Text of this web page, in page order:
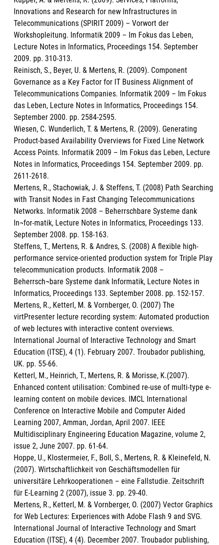
Innovations and Research for new Infrastructures in
Telecommunications (SPIRIT 2009) – Vorwort der
Workshopleitung. Informatik 2009 – Im Fokus das Leben,
Lecture Notes in Informatics, Proceedings 154. September
2009. pp. 310-313.
Reinisch, S., Beyer, U. & Mertens, R. (2009). Component
Governance as a Key Factor for IT Business Alignment of
Telecommunications Companies. Informatik 2009 – Im Fokus
das Leben, Lecture Notes in Informatics, Proceedings 154.
September 2000. pp. 2584-2595.
Wiesen, C. Wunderlich, T. & Mertens, R. (2009). Generating
Product-based Availability Overviews for Fixed Line Network
Access Points. Informatik 2009 – Im Fokus das Leben, Lecture
Notes in Informatics, Proceedings 154. September 2009. pp.
2611-2618.
Mertens, R., Stachowiak, J. & Steffens, T. (2008) Path Searching
with Transit Nodes in Fast Changing Telecommunications
Networks. Informatik 2008 – Beherrschbare Systeme dank
In¬for-matik, Lecture Notes in Informatics, Proceedings 133.
September 2008. pp. 158-163.
Steffens, T., Mertens, R. & Andres, S. (2008) A flexible high-
performance service-oriented production system for Triple Play
telecommunication products. Informatik 2008 –
Beherrsch¬bare Systeme dank Informatik, Lecture Notes in
Informatics, Proceedings 133. September 2008. pp. 152-157.
Mertens, R., Ketterl, M. & Vornberger, O. (2007) The
virtPresenter lecture recording system: Automated production
of web lectures with interactive content overviews.
International Journal of Interactive Technology and Smart
Education (ITSE), 4 (1). February 2007. Troubador publishing,
UK. pp. 55-66.
Ketterl, M., Heinrich, T., Mertens, R. & Morisse, K.(2007).
Enhanced content utilisation: Combined re-use of multi-type e-
learning content on mobile devices. IMCL International
Conference on Interactive Mobile and Computer Aided
Learning 2007, Amman, Jordan, April 2007. IEEE
Multidisciplinary Engineering Education Magazine, volume 2,
issue 2, June 2007. pp. 61-64.
Hoppe, U., Klostermeier, F., Boll, S., Mertens, R. & Kleinefeld, N.
(2007). Wirtschaftlichkeit von Geschäftsmodellen für
universitäre Lehrkooperationen – eine Fallstudie. Zeitschrift
für E-Learning 2 (2007), issue 3. pp. 29-40.
Mertens, R., Ketterl, M. & Vornberger, O. (2007) Vector Graphics
for Web Lectures: Experiences with Adobe Flash 9 and SVG.
International Journal of Interactive Technology and Smart
Education (ITSE), 4 (4). December 2007. Troubador publishing,